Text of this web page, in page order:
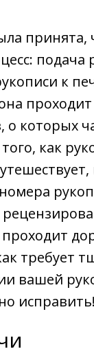
принята,
подача
к
о которых
как
требует
вашей
исправить!